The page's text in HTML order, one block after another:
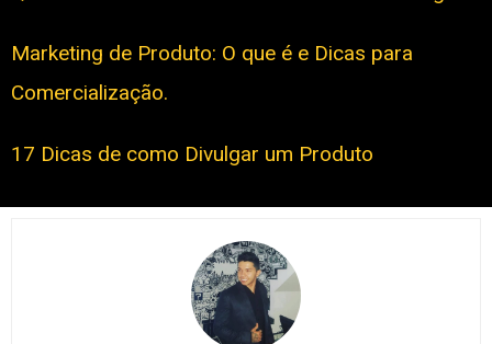
Marketing de Produto: O que é e Dicas para
Comercialização.
17 Dicas de como Divulgar um Produto